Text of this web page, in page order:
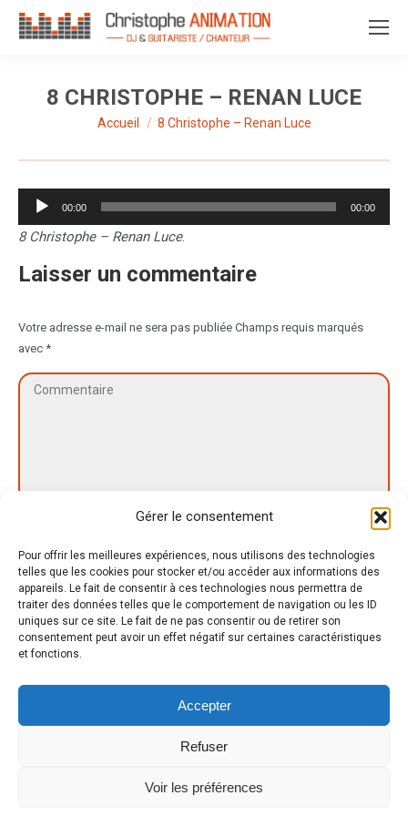
Gérer le consentement
Pour offrir les meilleures expériences, nous utilisons des technologies
telles que les cookies pour stocker et/ou accéder aux informations des
appareils. Le fait de consentir à ces technologies nous permettra de
traiter des données telles que le comportement de navigation ou les ID
uniques sur ce site. Le fait de ne pas consentir ou de retirer son
consentement peut avoir un effet négatif sur certaines caractéristiques
et fonctions.
Accepter
Refuser
Voir les préférences
8 CHRISTOPHE – RENAN LUCE
Vous êtes ici :
Accueil 8 Christophe – Renan Luce
Lecteur
audio
00:00 00:00
8 Christophe – Renan Luce.
Laisser un commentaire
Votre adresse e-mail ne sera pas publiée Champs requis marqués
avec *
Commentaire
Nom *
E-mail *
Site Web
Save my name, email, and website in this browser for the next time I